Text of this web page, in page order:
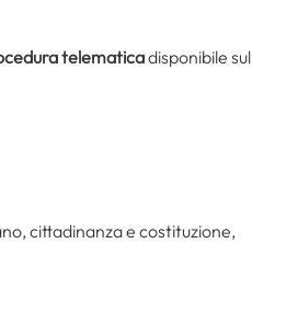
telematicadisponibile sul
cittadinanza e costituzione,